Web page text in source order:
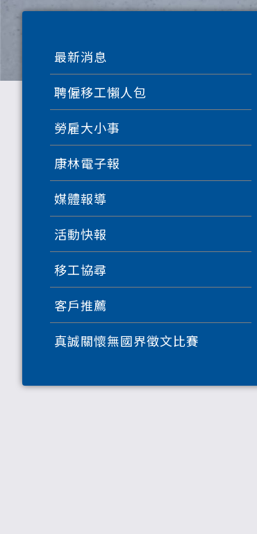
最新消息
聘僱移工懶人包
勞雇大小事
康林電子報
媒體報導
活動快報
移工協尋
客戶推薦
真誠關懷無國界徵文比賽